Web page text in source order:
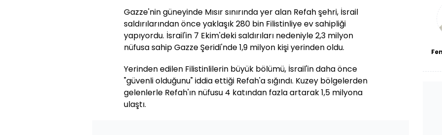
Gazze'nin güneyinde Mısır sınırında yer alan Refah şehri, İsrail
saldırılarından önce yaklaşık 280 bin Filistinliye ev sahipliği
yapıyordu. İsrail'in 7 Ekim'deki saldırıları nedeniyle 2,3 milyon
nüfusa sahip Gazze Şeridi'nde 1,9 milyon kişi yerinden oldu.
Yerinden edilen Filistinlilerin büyük bölümü, İsrail'in daha önce
"güvenli olduğunu" iddia ettiği Refah'a sığındı. Kuzey bölgelerden
gelenlerle Refah'ın nüfusu 4 katından fazla artarak 1,5 milyona
ulaştı.